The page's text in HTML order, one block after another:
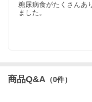
糖尿病食がたくさんあ
ました。
商品Q&A （0件）